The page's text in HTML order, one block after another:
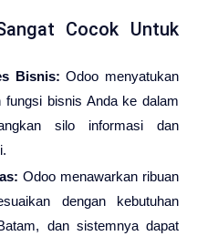
Cocok Untuk
Bisnis: Odoo menyatukan
fungsi bisnis Anda ke dalam
silo informasi dan
Odoo menawarkan ribuan
dengan kebutuhan
dan sistemnya dapat